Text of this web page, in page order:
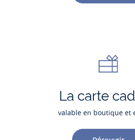
La carte
valable en boutique et